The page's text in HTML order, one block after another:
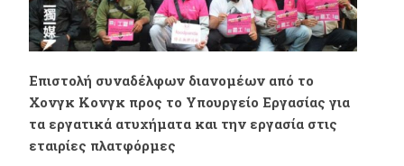
Επιστολή συναδέλφων διανομέων από το
Χονγκ Κονγκ προς το Υπουργείο Εργασίας για
τα εργατικά ατυχήματα και την εργασία στις
εταιρίες πλατφόρμες